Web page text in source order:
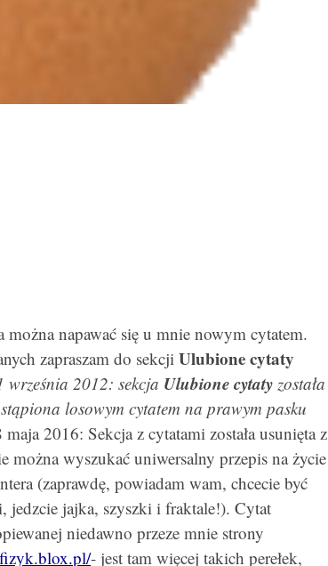
można napawać się u mnie nowym cytatem.
zapraszam do sekcji Ulubione cytaty
września 2012: sekcja Ulubione cytaty została
losowym cytatem na prawym pasku
2016: Sekcja z cytatami została usunięta z
można wyszukać uniwersalny przepis na życie
(zaprawdę, powiadam wam, chcecie być
jedzcie jajka, szyszki i fraktale!). Cytat
niedawno przeze mnie strony
- jest tam więcej takich perełek,